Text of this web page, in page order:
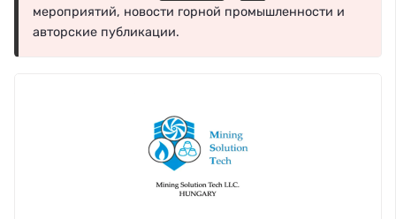
мероприятий, новости горной промышленности и
авторские публикации.